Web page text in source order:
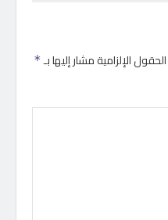
الحقول الإلزامية مشار إليها بـ *